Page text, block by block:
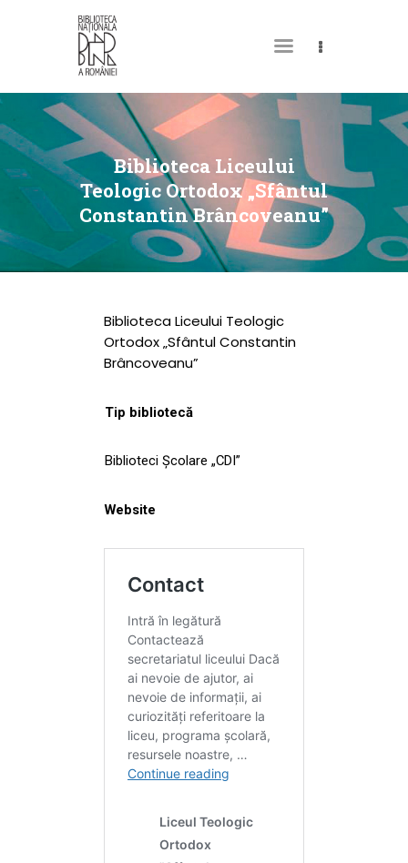
Biblioteca Liceului
Teologic Ortodox „Sfântul
Constantin Brâncoveanu”
DESPRE NOI
PERMISUL MEU DE
BIBLIOTECĂ
CATALOAGE ȘI
COLECȚII
BIBLIOTECA DIGITALĂ
EVENIMENTE
CULTURALE
SPAȚII
NOUTĂȚI
Biblioteca Liceului Teologic
Ortodox „Sfântul Constantin
Brâncoveanu”
Tip bibliotecă
Biblioteci Școlare „CDI”
Website